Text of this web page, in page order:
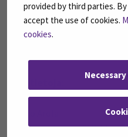
provided by third parties.
accept the use of cookies.
cookies.
mukaanpääsy on
kannalta, koska on
kovasti kilpaillusta
kansainvälisyyspäällikkö,